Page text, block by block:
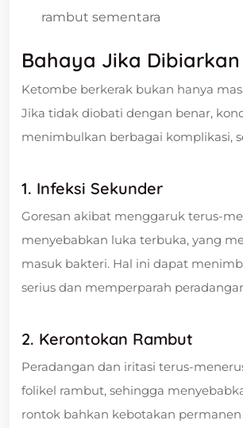
rambut sementara
Bahaya Jika Dibiarkan
Ketombe berkerak bukan hanya
Jika tidak diobati dengan benar,
menimbulkan berbagai komplikasi,
1. Infeksi Sekunder
Goresan akibat menggaruk terus-
menyebabkan luka terbuka, yang
masuk bakteri. Hal ini dapat
serius dan memperparah
2. Kerontokan Rambut
Peradangan dan iritasi terus-
folikel rambut, sehingga
rontok bahkan kebotakan